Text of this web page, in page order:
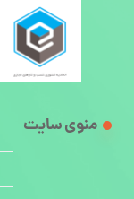
منوی سایت